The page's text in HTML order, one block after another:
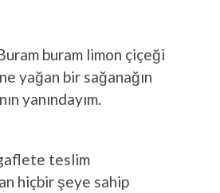
buram limon çiçeği
yağan bir sağanağın
yanındayım.
gaflete teslim
hiçbir şeye sahip